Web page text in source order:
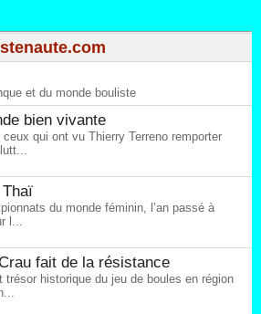
et du monde bouliste
bien vivante
ceux qui ont vu Thierry Terreno remporter
du monde féminin, l’an passé à
l...
fait de la résistance
trésor historique du jeu de boules en région